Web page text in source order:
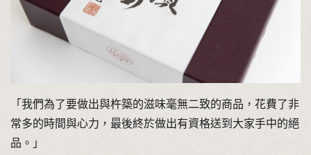
「我們為了要做出與杵築的滋味毫無二致的商品，花費了非
常多的時間與心力，最後終於做出有資格送到大家手中的絕
品。」